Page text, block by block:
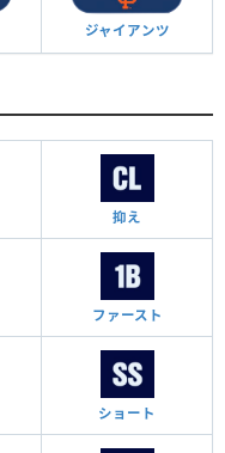
ジャイアンツ
抑え
ファースト
ショート